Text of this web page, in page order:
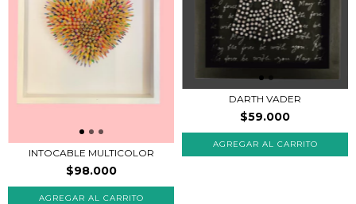
INTOCABLE MULTICOLOR
$98.000
AGREGAR AL CARRITO
DARTH VADER
$59.000